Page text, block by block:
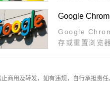
Google
Google
存或重置浏览
商用及转发，如有违规，自行承担责任